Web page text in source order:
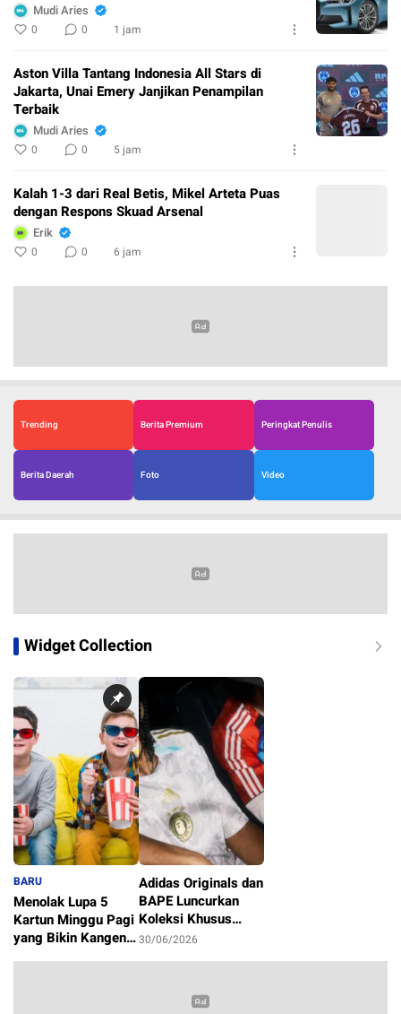
Mudi Aries
0 0 1 jam
Aston Villa Tantang Indonesia All Stars di
Jakarta, Unai Emery Janjikan Penampilan
Terbaik
Mudi Aries
0 0 5 jam
Kalah 1-3 dari Real Betis, Mikel Arteta Puas
dengan Respons Skuad Arsenal
Erik
0 0 6 jam
Trending Berita Premium Peringkat Penulis
Berita Daerah Foto Video
Widget Collection
BARU
Menolak Lupa 5
Kartun Minggu Pagi
yang Bikin Kangen
1/07/2026
Adidas Originals dan
BAPE Luncurkan
Koleksi Khusus
Sambut Piala Dunia
30/06/2026